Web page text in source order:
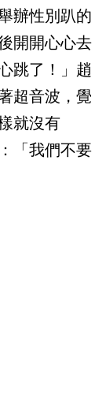
辦性別趴的
開開心心去
跳了！」趙
超音波，覺
就沒有
「我們不要